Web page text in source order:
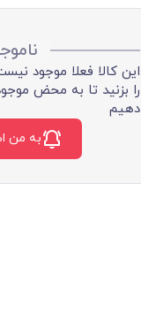
این کالا فعلا موجود
را بزنید تا به محض
دهیم
به من